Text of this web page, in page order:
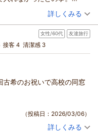
（返信日：2026/04/05）
ュー数」とのお言葉を頂
慢の夕食もゆっくりとお楽
のクイズなどの仕掛けに
、心より御礼申し上げま
栄に存じます。
で異なる品種をお楽しみ
がとうございます。季節
すので、ぜひまたお越し
嬉しく存じます。
したいと思いました。
（投稿日：2026/03/10）
限定！「ズワイガニ食べ放題
和室 朝・夕
たり/税込)
返信
ありがとうございまし
お越しいただけましたこと
詳しくみる
女性/60代 友達旅行
接客 4 清潔感 3
古希のお祝いで高校の同窓
（投稿日：2026/03/06）
詳しくみる